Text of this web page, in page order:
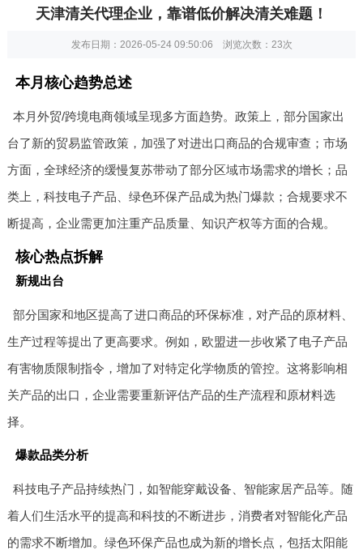
天津清关代理企业，靠谱低价解决清关难题！
发布日期：2026-05-24 09:50:06 浏览次数： 23次
本月核心趋势总述
本月外贸/跨境电商领域呈现多方面趋势。政策上，部分国家出
台了新的贸易监管政策，加强了对进出口商品的合规审查；市场
方面，全球经济的缓慢复苏带动了部分区域市场需求的增长；品
类上，科技电子产品、绿色环保产品成为热门爆款；合规要求不
断提高，企业需更加注重产品质量、知识产权等方面的合规。
核心热点拆解
新规出台
部分国家和地区提高了进口商品的环保标准，对产品的原材料、
生产过程等提出了更高要求。例如，欧盟进一步收紧了电子产品
有害物质限制指令，增加了对特定化学物质的管控。这将影响相
关产品的出口，企业需要重新评估产品的生产流程和原材料选
择。
爆款品类分析
科技电子产品持续热门，如智能穿戴设备、智能家居产品等。随
着人们生活水平的提高和科技的不断进步，消费者对智能化产品
的需求不断增加。绿色环保产品也成为新的增长点，包括太阳能